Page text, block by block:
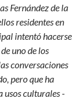
Fernández de la
residentes en
intentó hacerse
uno de los
conversaciones
pero que ha
usos culturales -